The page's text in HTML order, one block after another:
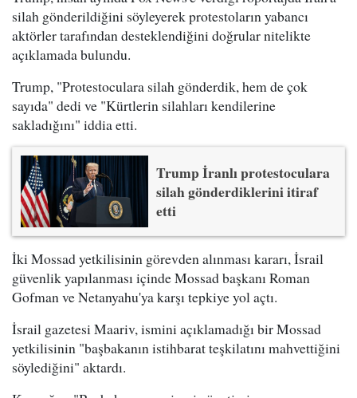
silah gönderildiğini söyleyerek protestoların yabancı
aktörler tarafından desteklendiğini doğrular nitelikte
açıklamada bulundu.
Trump, "Protestoculara silah gönderdik, hem de çok
sayıda" dedi ve "Kürtlerin silahları kendilerine
sakladığını" iddia etti.
Trump İranlı protestoculara
silah gönderdiklerini itiraf
etti
İki Mossad yetkilisinin görevden alınması kararı, İsrail
güvenlik yapılanması içinde Mossad başkanı Roman
Gofman ve Netanyahu'ya karşı tepkiye yol açtı.
İsrail gazetesi Maariv, ismini açıklamadığı bir Mossad
yetkilisinin "başbakanın istihbarat teşkilatını mahvettiğini
söylediğini" aktardı.